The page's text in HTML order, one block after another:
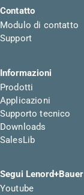
Contatto
Modulo di contatto
Support
Informazioni
Prodotti
Applicazioni
Supporto tecnico
Downloads
SalesLib
Segui Lenord+Bauer
Youtube